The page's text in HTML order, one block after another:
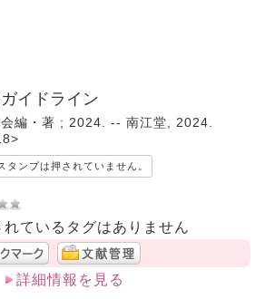
イドライン
会編・著 ; 2024. -- 南江堂, 2024.
タンプは押されていません。
れているタグはありません
詳細情報を見る